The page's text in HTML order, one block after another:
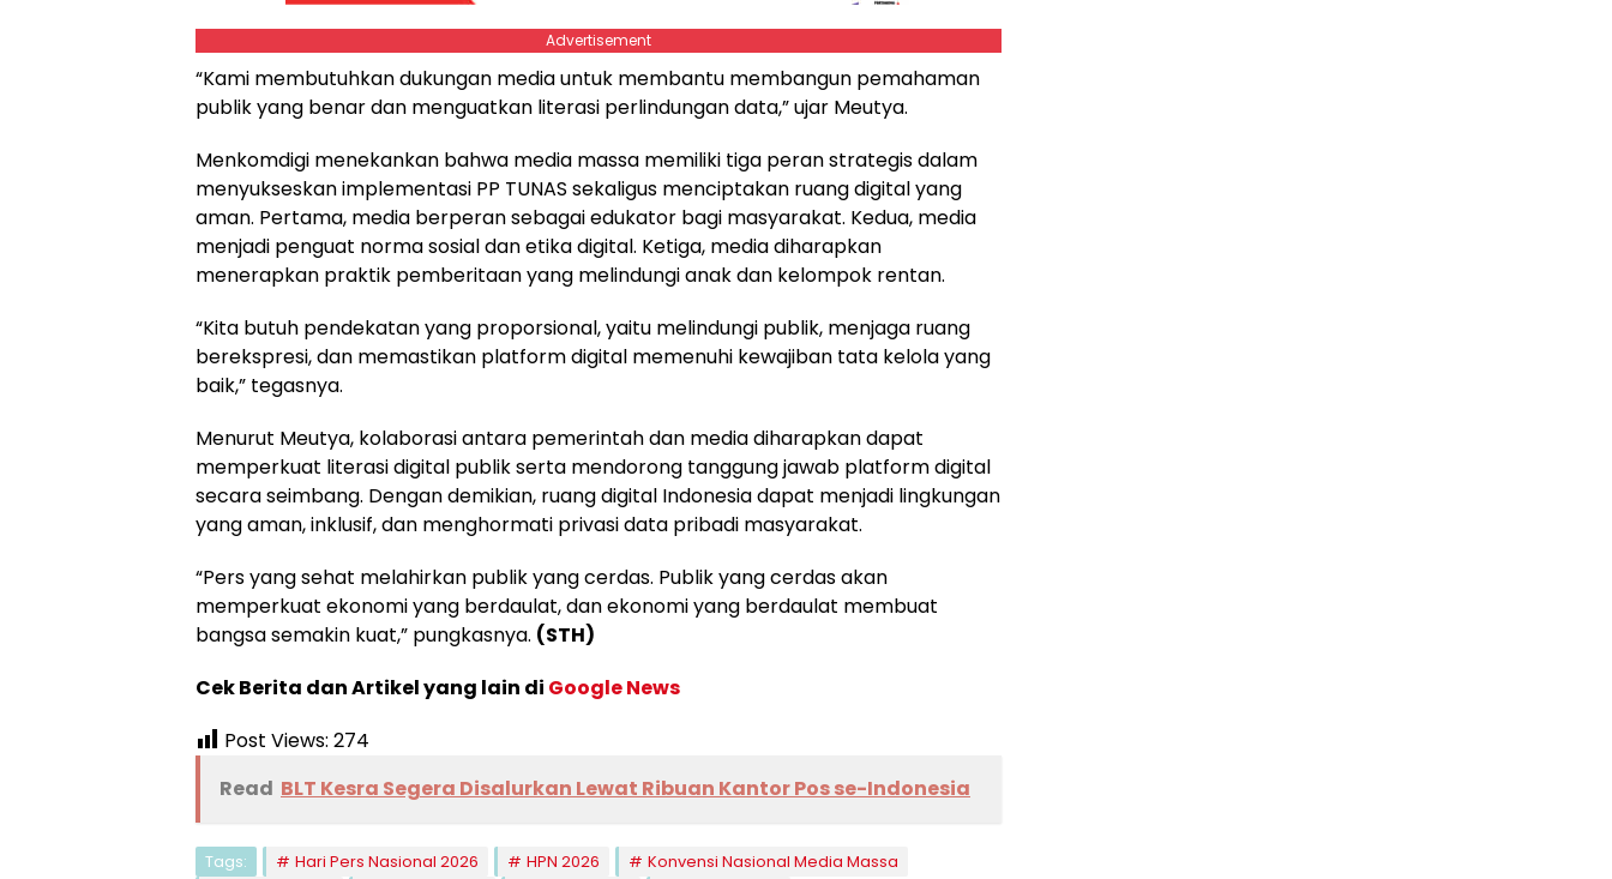
Advertisement
“Kami membutuhkan dukungan media untuk membantu membangun pemahaman
publik yang benar dan menguatkan literasi perlindungan data,” ujar Meutya.
Menkomdigi menekankan bahwa media massa memiliki tiga peran strategis dalam
menyukseskan implementasi PP TUNAS sekaligus menciptakan ruang digital yang
aman. Pertama, media berperan sebagai edukator bagi masyarakat. Kedua, media
menjadi penguat norma sosial dan etika digital. Ketiga, media diharapkan
menerapkan praktik pemberitaan yang melindungi anak dan kelompok rentan.
“Kita butuh pendekatan yang proporsional, yaitu melindungi publik, menjaga ruang
berekspresi, dan memastikan platform digital memenuhi kewajiban tata kelola yang
baik,” tegasnya.
Menurut Meutya, kolaborasi antara pemerintah dan media diharapkan dapat
memperkuat literasi digital publik serta mendorong tanggung jawab platform digital
secara seimbang. Dengan demikian, ruang digital Indonesia dapat menjadi lingkungan
yang aman, inklusif, dan menghormati privasi data pribadi masyarakat.
“Pers yang sehat melahirkan publik yang cerdas. Publik yang cerdas akan
memperkuat ekonomi yang berdaulat, dan ekonomi yang berdaulat membuat
bangsa semakin kuat,” pungkasnya. (STH)
Cek Berita dan Artikel yang lain di Google News
Post Views: 274
Read BLT Kesra Segera Disalurkan Lewat Ribuan Kantor Pos se-Indonesia
Tags: Hari Pers Nasional 2026 HPN 2026
Konvensi Nasional Media Massa